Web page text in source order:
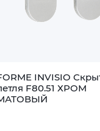
INVISIO
F80.51 ХРОМ